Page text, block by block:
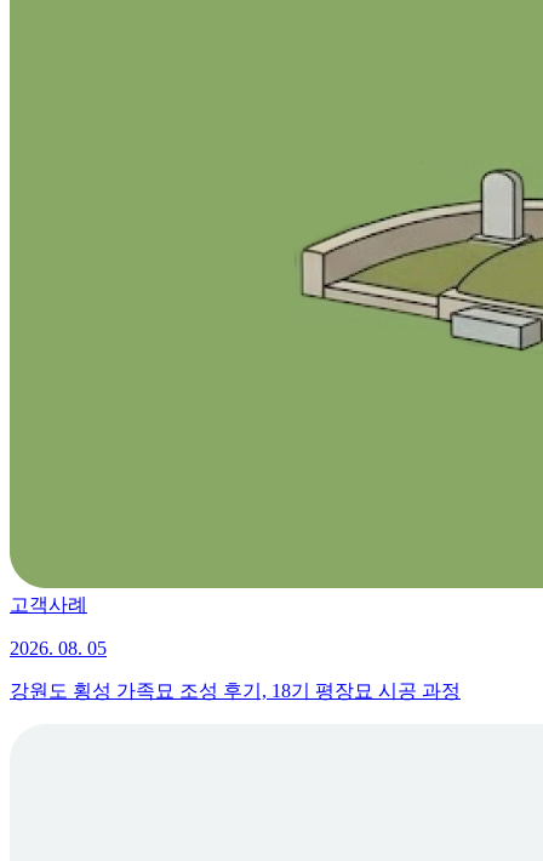
고객사례
2026. 08. 05
강원도 횡성 가족묘 조성 후기, 18기 평장묘 시공 과정